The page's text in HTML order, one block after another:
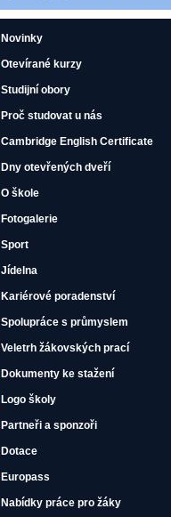
Novinky
Otevírané kurzy
Studijní obory
Proč studovat u nás
Cambridge English Certificate
Dny otevřených dveří
O škole
Fotogalerie
Sport
Jídelna
Kariérové poradenství
Spolupráce s průmyslem
Veletrh žákovských prací
Dokumenty ke stažení
Logo školy
Partneři a sponzoři
Dotace
Europass
Nabídky práce pro žáky